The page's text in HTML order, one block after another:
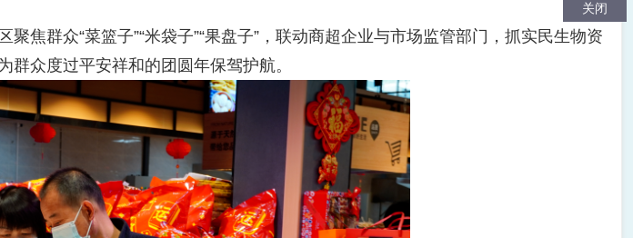
群众“菜篮子”“米袋子”“果盘子”，联动商超企业与市场监管部门，抓实民生物资
众度过平安祥和的团圆年保驾护航。
关闭